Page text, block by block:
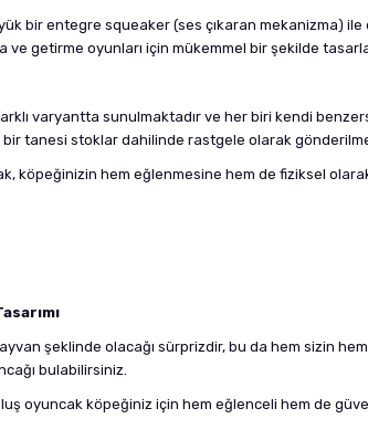
bir entegre squeaker (ses çıkaran mekanizma)
ve getirme oyunları için mükemmel bir şekilde
varyantta sunulmaktadır ve her biri kendi
tanesi stoklar dahilinde rastgele olarak
köpeğinizin hem eğlenmesine hem de fiziksel
şeklinde olacağı sürprizdir, bu da hem sizin
bulabilirsiniz.
oyuncak köpeğiniz için hem eğlenceli hem de